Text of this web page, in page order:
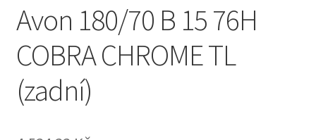
Avon 180/70 B 15 76H
COBRA CHROME TL
(zadní)